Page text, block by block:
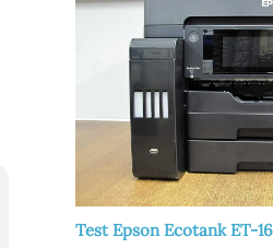
Test Epson Ecotank ET-